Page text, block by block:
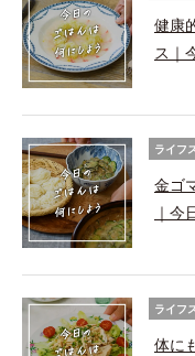
健康
ス｜
ライフ
金ゴ
｜今
ライフ
体に